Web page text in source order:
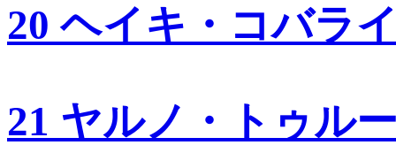
20 ヘイキ・コバラ
21 ヤルノ・トゥル